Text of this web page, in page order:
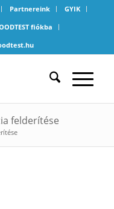
Partnereink
GYIK
fiókba
felderítése